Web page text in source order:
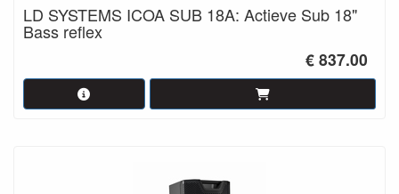
LD SYSTEMS ICOA SUB 18A: Actieve Sub 18"
Bass reflex
€ 837.00